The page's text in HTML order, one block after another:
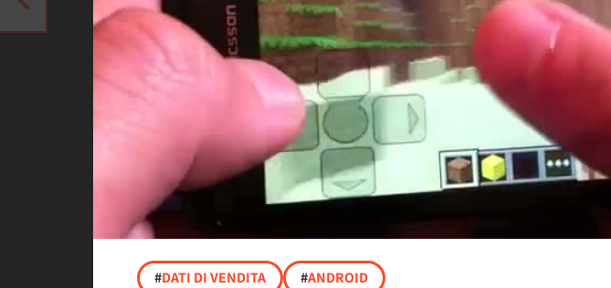
#DATI DI VENDITA #ANDROID